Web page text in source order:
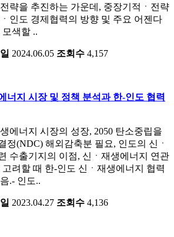
략을 추진하는 가운데, 중장기적ㆍ전략
인도 경제협력의 방향 및 주요 어젠다
색할 ..
2024.06.05 조회수 4,157
너지 시장 및 정책 분석과 한-인도 협력
에너지 시장의 성장, 2050 탄소중립을
정(NDC) 해외감축분 필요, 인도의 신ㆍ
수출기지의 이점, 신ㆍ재생에너지 연관
려할 때 한-인도 신ㆍ재생에너지 협력
.- 인도..
2023.04.27 조회수 4,136